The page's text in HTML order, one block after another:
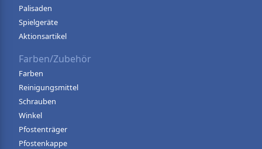
Palisaden
Spielgeräte
Aktionsartikel
Farben/Zubehör
Farben
Reinigungsmittel
Schrauben
Winkel
Pfostenträger
Pfostenkappe